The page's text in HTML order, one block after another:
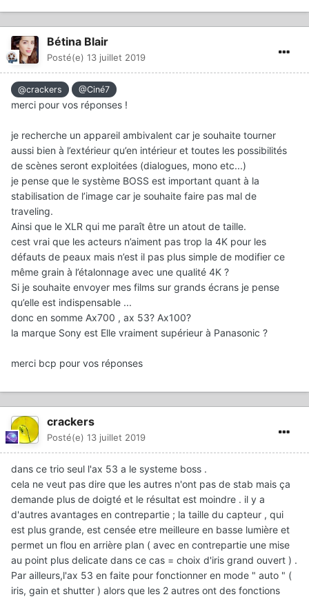
Bétina Blair
Posté(e) 13 juillet 2019
@crackers @Ciné7
merci pour vos réponses !
je recherche un appareil ambivalent car je souhaite tourner
aussi bien à l’extérieur qu’en intérieur et toutes les possibilités
de scènes seront exploitées (dialogues, mono etc...)
je pense que le système BOSS est important quant à la
stabilisation de l’image car je souhaite faire pas mal de
traveling.
Ainsi que le XLR qui me paraît être un atout de taille.
cest vrai que les acteurs n’aiment pas trop la 4K pour les
défauts de peaux mais n’est il pas plus simple de modifier ce
même grain à l’étalonnage avec une qualité 4K ?
Si je souhaite envoyer mes films sur grands écrans je pense
qu’elle est indispensable ...
donc en somme Ax700 , ax 53? Ax100?
la marque Sony est Elle vraiment supérieur à Panasonic ?
merci bcp pour vos réponses
crackers
Posté(e) 13 juillet 2019
dans ce trio seul l'ax 53 a le systeme boss .
cela ne veut pas dire que les autres n'ont pas de stab mais ça
demande plus de doigté et le résultat est moindre . il y a
d'autres avantages en contrepartie ; la taille du capteur , qui
est plus grande, est censée etre meilleure en basse lumière et
permet un flou en arrière plan ( avec en contrepartie une mise
au point plus delicate dans ce cas = choix d'iris grand ouvert ) .
Par ailleurs,l'ax 53 en faite pour fonctionner en mode " auto " (
iris, gain et shutter ) alors que les 2 autres ont des fonctions